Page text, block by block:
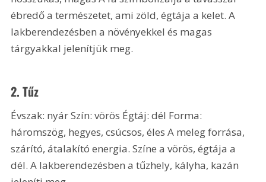
ébredő a természetet, ami zöld, égtája a kelet. A
lakberendezésben a növényekkel és magas
tárgyakkal jelenítjük meg.
2. Tűz
Évszak: nyár Szín: vörös Égtáj: dél Forma:
háromszög, hegyes, csúcsos, éles A meleg forrása,
szárító, átalakító energia. Színe a vörös, égtája a
dél. A lakberendezésben a tűzhely, kályha, kazán